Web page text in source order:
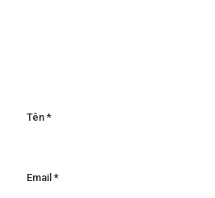
Tên *
Email *